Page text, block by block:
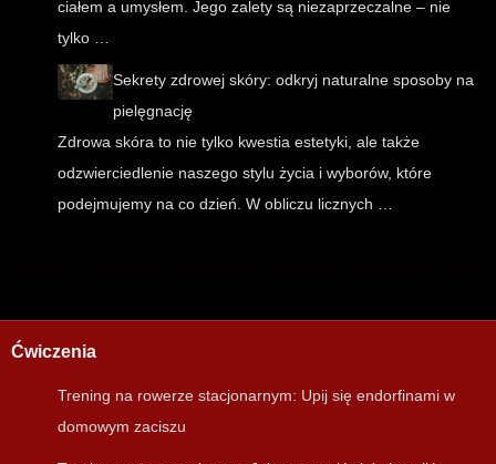
ciałem a umysłem. Jego zalety są niezaprzeczalne – nie
tylko …
Sekrety zdrowej skóry: odkryj naturalne sposoby na
pielęgnację
Zdrowa skóra to nie tylko kwestia estetyki, ale także
odzwierciedlenie naszego stylu życia i wyborów, które
podejmujemy na co dzień. W obliczu licznych …
Ćwiczenia
Trening na rowerze stacjonarnym: Upij się endorfinami w
domowym zaciszu